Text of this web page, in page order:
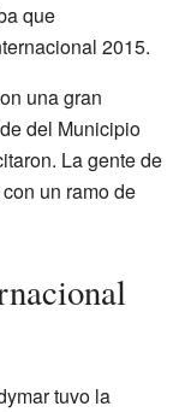
que
2015.
una gran
del Municipio
La gente de
un ramo de
tuvo la